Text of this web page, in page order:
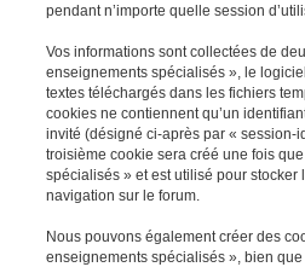
pendant n’importe quelle session
Vos informations sont collectées de
enseignements spécialisés », le
textes téléchargés dans les fichiers
cookies ne contiennent qu’un
invité (désigné ci-après par « session-
troisième cookie sera créé une fois
spécialisés » et est utilisé pour
navigation sur le forum.
Nous pouvons également créer des
enseignements spécialisés », bien